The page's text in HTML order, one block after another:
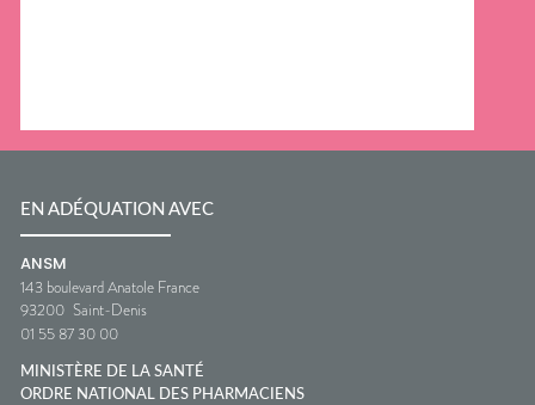
EN ADÉQUATION AVEC
ANSM
143 boulevard Anatole France
93200 Saint-Denis
01 55 87 30 00
MINISTÈRE DE LA SANTÉ
ORDRE NATIONAL DES PHARMACIENS